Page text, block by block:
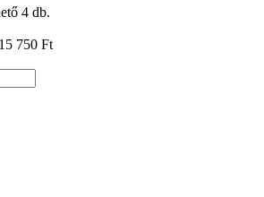
4 db.
750 Ft